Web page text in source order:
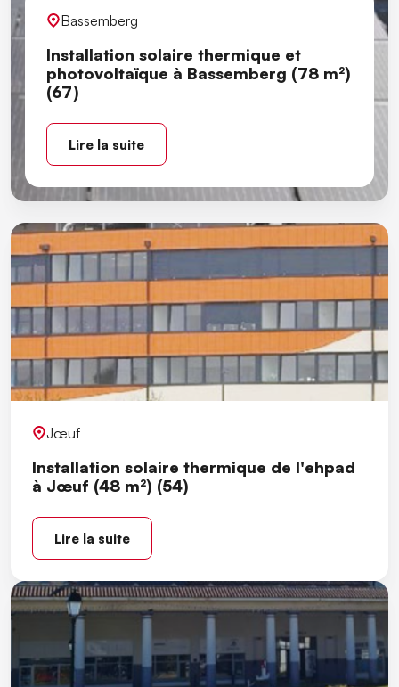
Bassemberg
Installation solaire thermique et
photovoltaïque à Bassemberg (78 m²)
(67)
Lire la suite
Jœuf
Installation solaire thermique de l'ehpad
à Jœuf (48 m²) (54)
Lire la suite